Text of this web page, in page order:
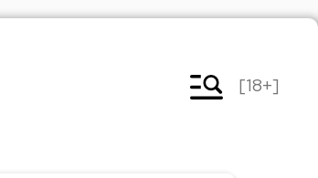
[18+]